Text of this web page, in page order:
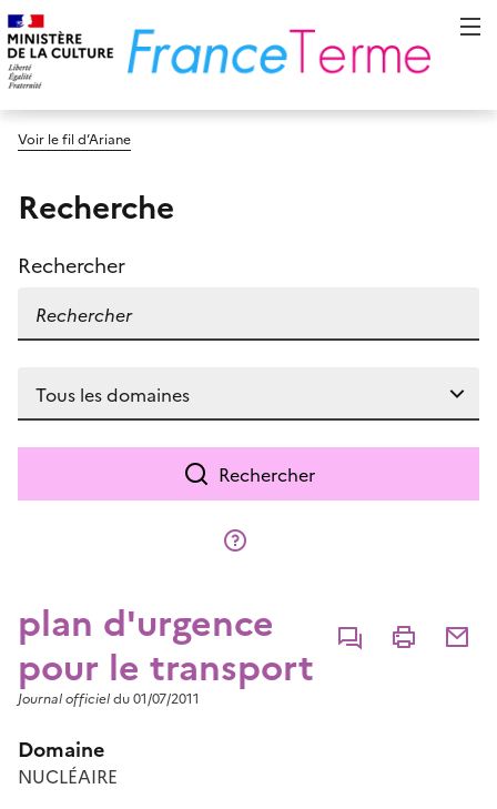
Voir le fil d’Ariane
Recherche
Rechercher
Rechercher
plan d'urgence
pour le transport
CommenterImprimer
Journal officieldu 01/07/2011
Domaine
NUCLÉAIRE